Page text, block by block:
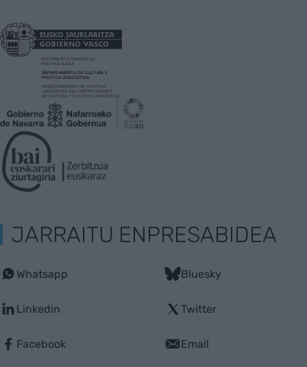
JARRAITU ENPRESABIDEA
Whatsapp
Linkedin
Facebook
Bluesky
Twitter
Email